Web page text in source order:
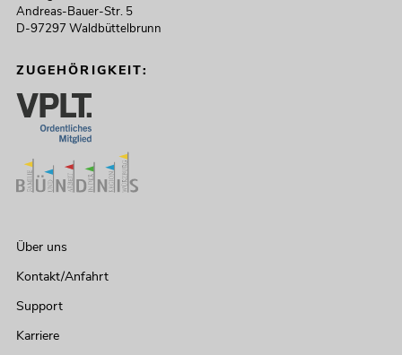
Andreas-Bauer-Str. 5
D-97297 Waldbüttelbrunn
ZUGEHÖRIGKEIT:
Über uns
Kontakt/Anfahrt
Support
Karriere